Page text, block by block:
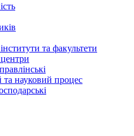
та факультети
науковий процес